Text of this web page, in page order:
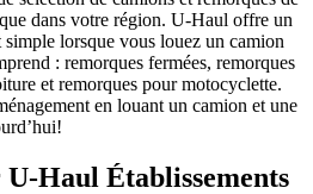
dans votre région. U-Haul offre un
simple lorsque vous louez un camion
: remorques fermées, remorques
et remorques pour motocyclette.
en louant un camion et une
U-Haul Établissements